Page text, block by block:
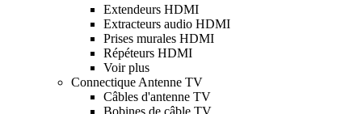
Extendeurs HDMI
Extracteurs audio HDMI
Prises murales HDMI
Répéteurs HDMI
Voir plus
Connectique Antenne TV
Câbles d'antenne TV
Bobines de câble TV